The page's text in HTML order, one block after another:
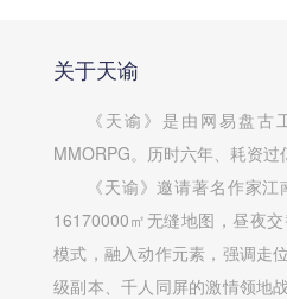
关于天谕
《天谕》是由网易盘
MMORPG。历时六年、耗资过
《天谕》邀请著名作家
16170000㎡无缝地图，昼夜
模式，融入动作元素，强调走
级副本、千人同屏的激情领地